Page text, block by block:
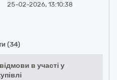
25-02-2026, 13:10:38
(34)
в участі у